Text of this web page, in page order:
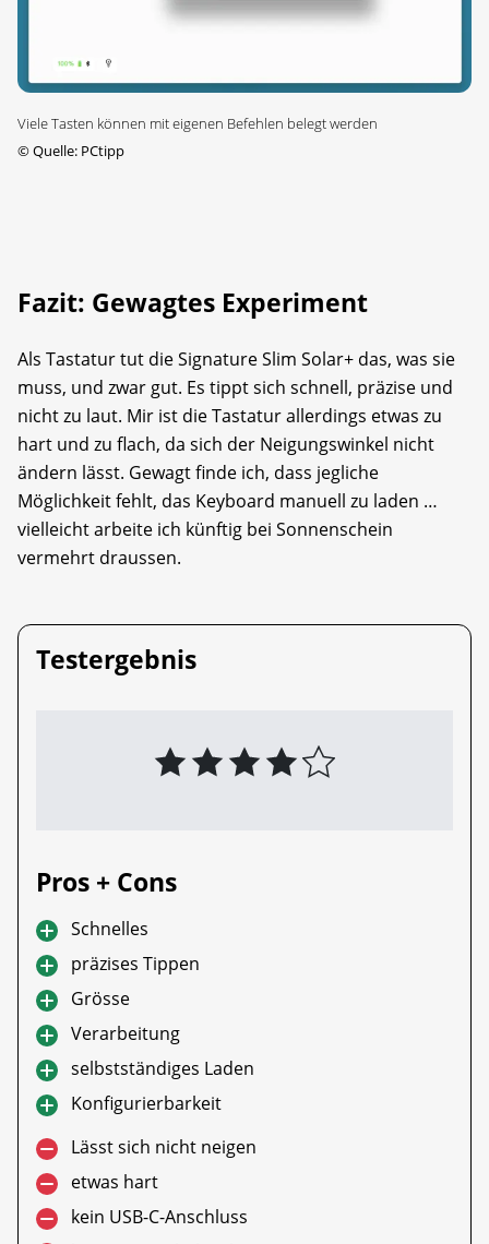
Viele Tasten können mit eigenen Befehlen belegt werden
©Quelle: PCtipp
Fazit: Gewagtes Experiment
Als Tastatur tut die Signature Slim Solar+ das, was sie
muss, und zwar gut. Es tippt sich schnell, präzise und
nicht zu laut. Mir ist die Tastatur allerdings etwas zu
hart und zu flach, da sich der Neigungswinkel nicht
ändern lässt. Gewagt finde ich, dass jegliche
Möglichkeit fehlt, das Keyboard manuell zu laden …
vielleicht arbeite ich künftig bei Sonnenschein
vermehrt draussen.
Testergebnis
Pros + Cons
Schnelles
präzises Tippen
Grösse
Verarbeitung
selbstständiges Laden
Konfigurierbarkeit
Lässt sich nicht neigen
etwas hart
kein USB-C-Anschluss